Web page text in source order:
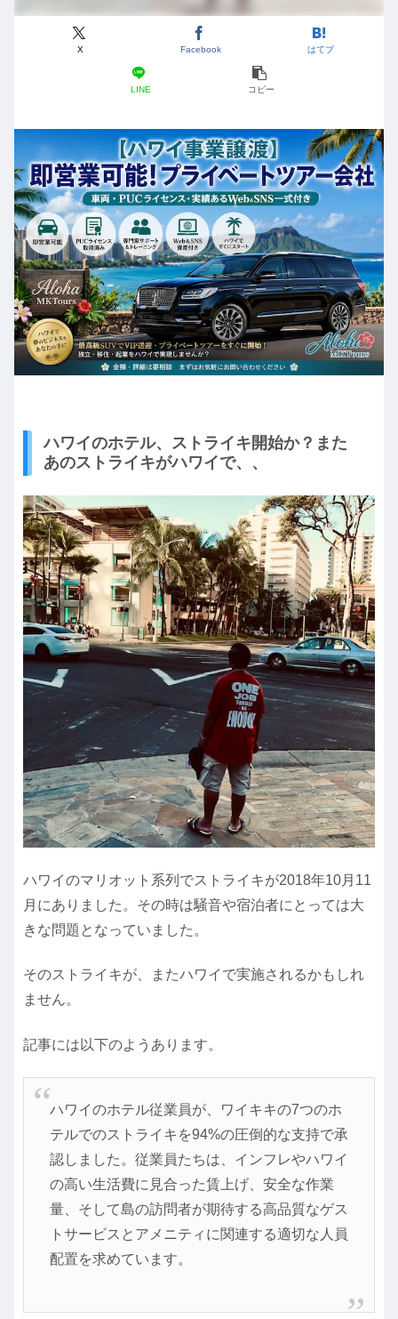
X Facebook はてブ
LINE コピー
ハワイのホテル、ストライキ開始か？また
あのストライキがハワイで、、
ハワイのマリオット系列でストライキが2018年10月11
月にありました。その時は騒音や宿泊者にとっては大
きな問題となっていました。
そのストライキが、またハワイで実施されるかもしれ
ません。
記事には以下のようあります。
ハワイのホテル従業員が、ワイキキの7つのホ
テルでのストライキを94%の圧倒的な支持で承
認しました。従業員たちは、インフレやハワイ
の高い生活費に見合った賃上げ、安全な作業
量、そして島の訪問者が期待する高品質なゲス
トサービスとアメニティに関連する適切な人員
配置を求めています。